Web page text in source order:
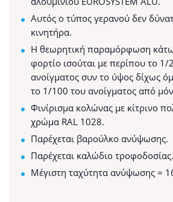
Αυτός ο τύπος γερανού δεν
κινητήρα.
Η θεωρητική παραμόρφωση
φορτίο ισούται με περίπου το 1/
ανοίγματος συν το ύψος δίχως
το 1/100 του ανοίγματος από
Φινίρισμα κολώνας με κίτρινο
χρώμα RAL 1028.
Παρέχεται βαρούλκο ανύψωσης.
Παρέχεται καλώδιο τροφοδοσίας.
Μέγιστη ταχύτητα ανύψωσης =